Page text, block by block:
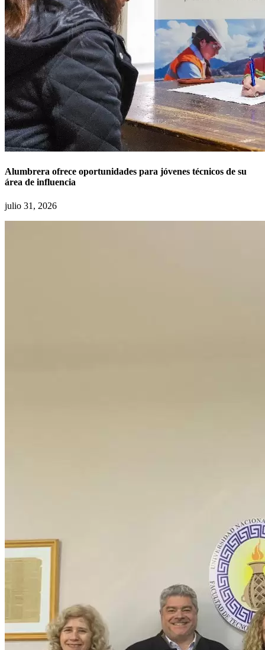
Alumbrera ofrece oportunidades para jóvenes técnicos de su
área de influencia
julio 31, 2026